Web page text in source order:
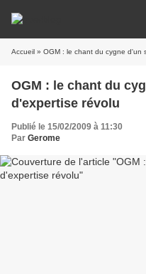
Accueil » OGM : le chant du cygne d'un
OGM : le chant du
d'expertise révolu
Publié le 15/02/2009 à 11:30
Par Gerome